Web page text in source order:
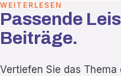
WEITERLESEN
Passende
Beiträge.
Vertiefen Sie das Thema